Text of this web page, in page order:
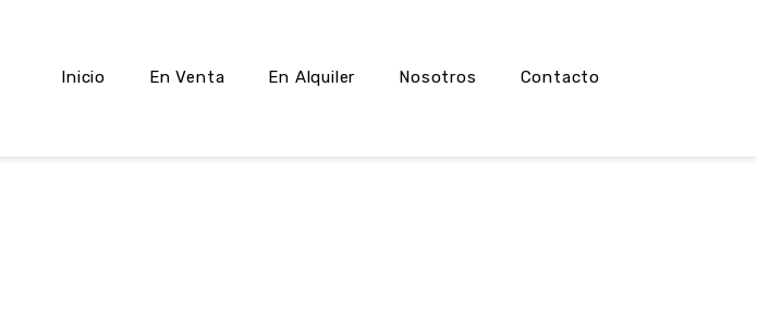
Inicio En Venta En Alquiler Nosotros Contacto